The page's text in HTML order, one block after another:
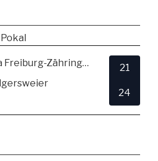
TSV Alemannia Freiburg-Zähringen
21
24